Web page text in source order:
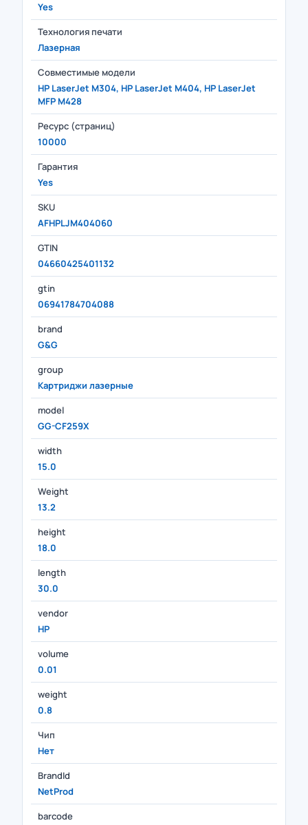
Yes
Технология печати
Лазерная
Совместимые модели
HP LaserJet M304, HP LaserJet M404, HP LaserJet
MFP M428
Ресурс (страниц)
10000
Гарантия
Yes
SKU
AFHPLJM404060
GTIN
04660425401132
gtin
06941784704088
brand
G&G
group
Картриджи лазерные
model
GG-CF259X
width
15.0
Weight
13.2
height
18.0
length
30.0
vendor
HP
volume
0.01
weight
0.8
Чип
Нет
BrandId
NetProd
barcode